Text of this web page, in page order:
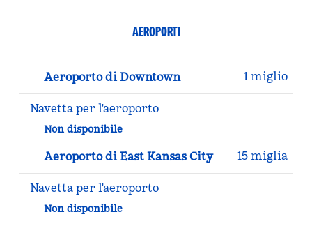
AEROPORTI
Aeroporto di Downtown 1 miglio
Navetta per l'aeroporto
Non disponibile
Aeroporto di East Kansas City 15 miglia
Navetta per l'aeroporto
Non disponibile